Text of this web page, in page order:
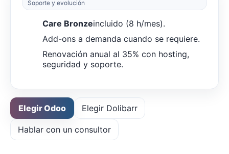
Soporte y evolución
Care Bronzeincluido (8 h/mes).
Add-ons a demanda cuando se requiere.
Renovación anual al 35% con hosting,
seguridad y soporte.
Elegir Odoo Elegir Dolibarr
Hablar con un consultor